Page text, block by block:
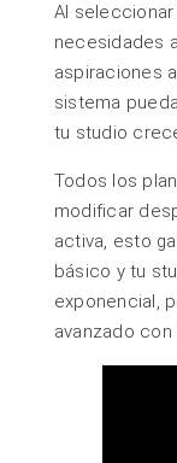
Al
necesidades
aspiraciones
sistema
tu studio
Todos los
modificar
activa, esto
básico y tu
exponencial,
avanzado